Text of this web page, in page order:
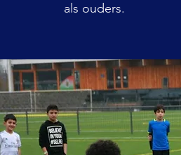
als ouders.